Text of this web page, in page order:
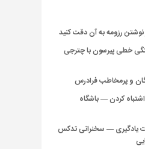
نوشتن رزومه به آن دقت کنید
خطی پیرسون با چترجی
و پرمخاطب فرادرس
کردن — باشگاه
یادگیری — سخنرانی تدکس